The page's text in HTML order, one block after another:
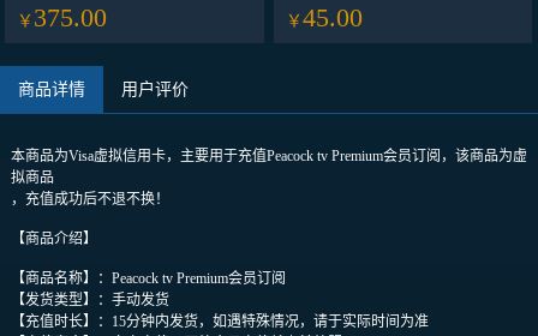
￥ 375.00 ￥45.00
商品详情 用户评价
本商品为Visa虚拟信用卡，主要用于充值Peacock tv Premium会员订阅，该商品为虚
拟商品
，充值成功后不退不换！
【商品介绍】
【商品名称】：Peacock tv Premium会员订阅
【发货类型】：手动发货
【充值时长】：15分钟内发货，如遇特殊情况，请于实际时间为准